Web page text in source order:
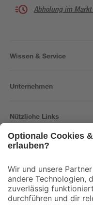
Abholung im
Wissen & Service
Unternehmen
Nützliche Links
Der toom Newsletter: Keine
Zur Newsletter